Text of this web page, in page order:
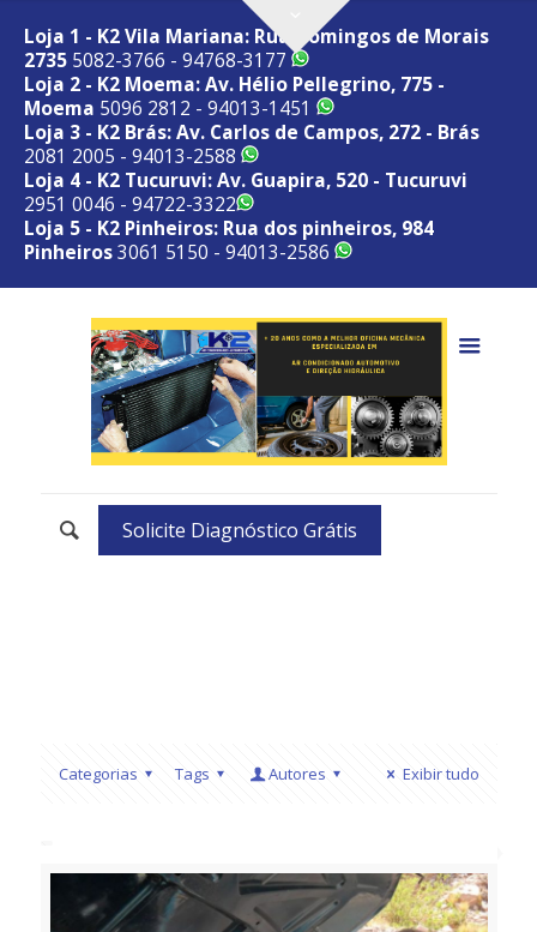
Loja 1 - K2 Vila Mariana: Rua Domingos de Morais
2735 5082-3766 - 94768-3177
Loja 2 - K2 Moema: Av. Hélio Pellegrino, 775 -
Moema 5096 2812 - 94013-1451
Loja 3 - K2 Brás: Av. Carlos de Campos, 272 - Brás
2081 2005 - 94013-2588
Loja 4 - K2 Tucuruvi: Av. Guapira, 520 - Tucuruvi
2951 0046 - 94722-3322
Loja 5 - K2 Pinheiros: Rua dos pinheiros, 984
Pinheiros3061 5150 - 94013-2586
Solicite Diagnóstico Grátis
Categorias Tags Autores Exibir tudo